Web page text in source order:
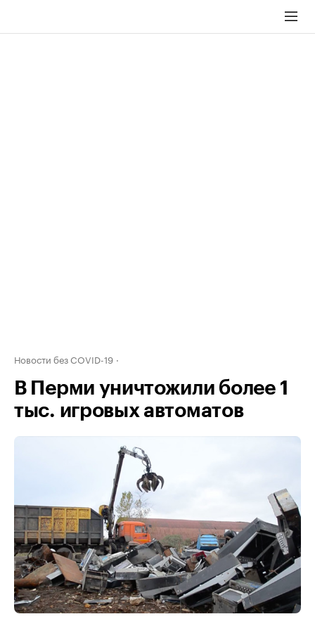
Новости без COVID-19
В Перми уничтожили более 1
тыс. игровых автоматов